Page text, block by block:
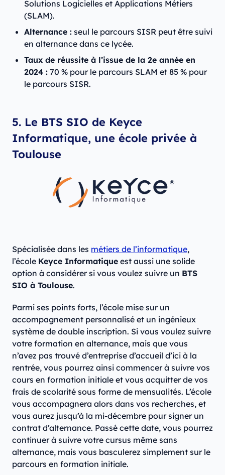
Solutions Logicielles et Applications Métiers
(SLAM).
Alternance : seul le parcours SISR peut être suivi
en alternance dans ce lycée.
Taux de réussite à l’issue de la 2e année en
2024 : 70 % pour le parcours SLAM et 85 % pour
le parcours SISR.
5. Le BTS SIO de Keyce
Informatique, une école privée à
Toulouse
Spécialisée dans les métiers de l’informatique,
l’école Keyce Informatique est aussi une solide
option à considérer si vous voulez suivre un BTS
SIO à Toulouse.
Parmi ses points forts, l’école mise sur un
accompagnement personnalisé et un ingénieux
système de double inscription. Si vous voulez suivre
votre formation en alternance, mais que vous
n’avez pas trouvé d’entreprise d’accueil d’ici à la
rentrée, vous pourrez ainsi commencer à suivre vos
cours en formation initiale et vous acquitter de vos
frais de scolarité sous forme de mensualités. L’école
vous accompagnera alors dans vos recherches, et
vous aurez jusqu’à la mi-décembre pour signer un
contrat d’alternance. Passé cette date, vous pourrez
continuer à suivre votre cursus même sans
alternance, mais vous basculerez simplement sur le
parcours en formation initiale.